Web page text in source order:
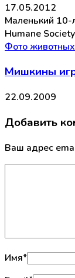
17.05.2012
Маленький 10-
Humane
Фото животных
Мишкины
22.09.2009
Добавить
Ваш адрес
Имя*